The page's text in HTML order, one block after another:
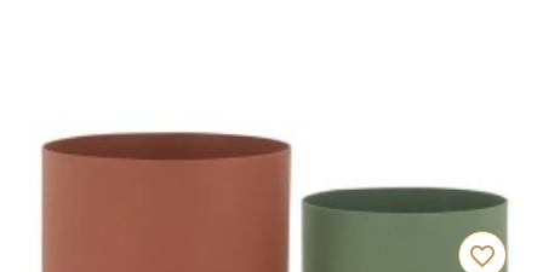
favorite_border